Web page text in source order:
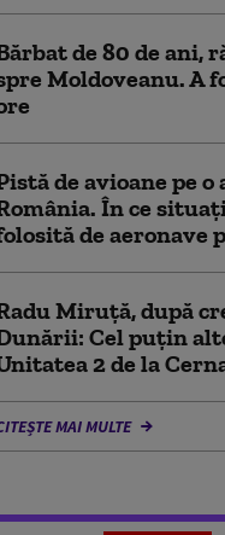
de 80 de ani,
Moldoveanu. A
de avioane pe
În ce
de aeronave
Miruță, după
Cel puțin
2 de la
MAI MULTE